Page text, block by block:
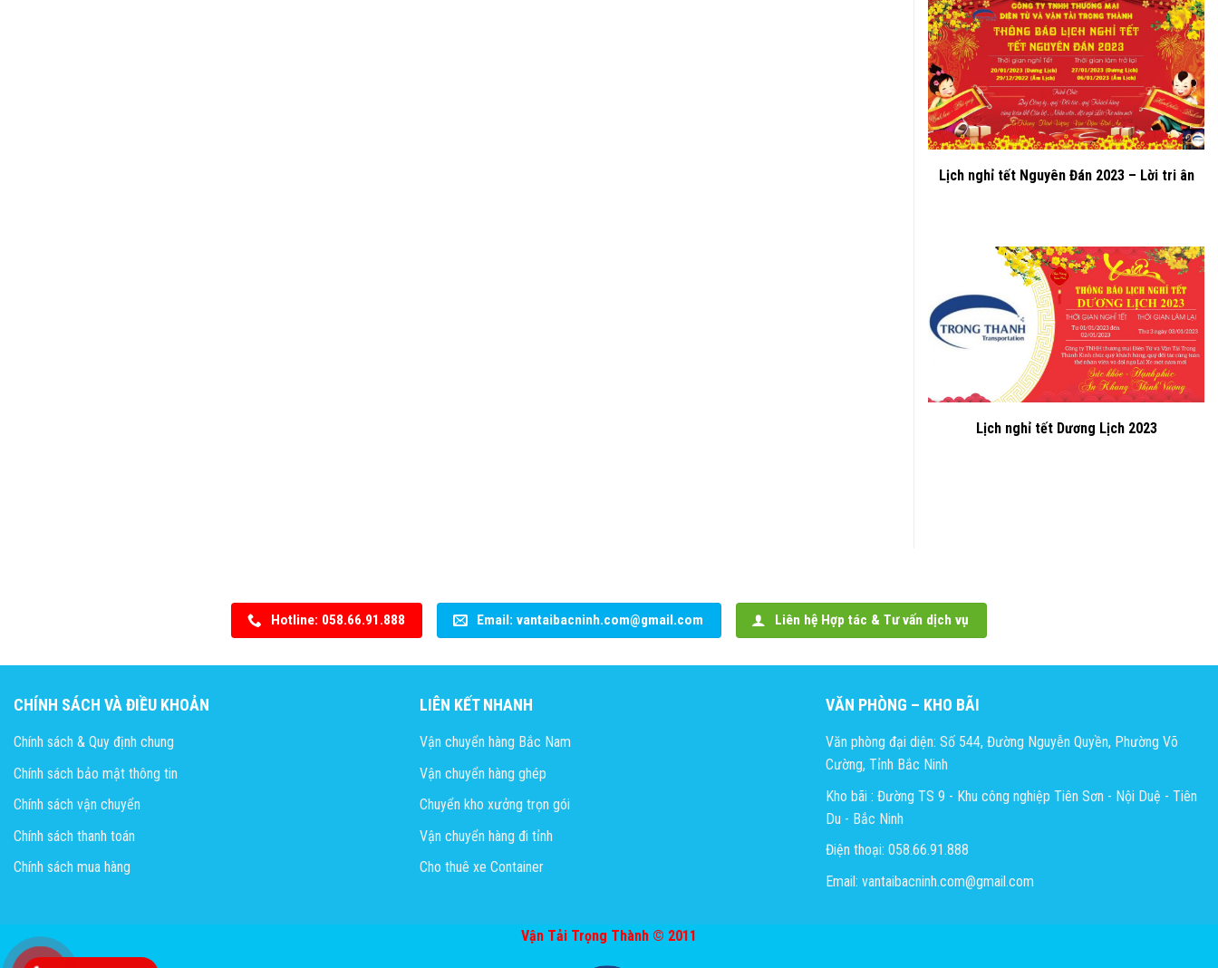
Lịch nghỉ tết Nguyên Đán 2023 – Lời tri ân
Lịch nghỉ tết Dương Lịch 2023
Hotline: 058.66.91.888 Email: vantaibacninh.com@gmail.com Liên hệ Hợp tác & Tư vấn dịch vụ
CHÍNH SÁCH VÀ ĐIỀU KHOẢN
Chính sách & Quy định chung
Chính sách bảo mật thông tin
Chính sách vận chuyển
Chính sách thanh toán
Chính sách mua hàng
LIÊN KẾT NHANH
Vận chuyển hàng Bắc Nam
Vận chuyển hàng ghép
Chuyển kho xưởng trọn gói
Vận chuyển hàng đi tỉnh
Cho thuê xe Container
VĂN PHÒNG – KHO BÃI
Văn phòng đại diện: Số 544, Đường Nguyễn Quyền, Phường Võ
Cường, Tỉnh Bắc Ninh
Kho bãi : Đường TS 9 - Khu công nghiệp Tiên Sơn - Nội Duệ - Tiên
Du - Bắc Ninh
Điện thoại: 058.66.91.888
Email: vantaibacninh.com@gmail.com
Vận Tải Trọng Thành © 2011